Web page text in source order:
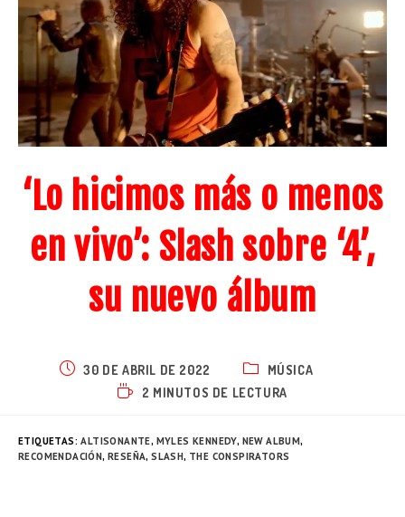
‘Lo hicimos más o menos
en vivo’: Slash sobre ‘4’,
su nuevo álbum
30 DE ABRIL DE 2022
MÚSICA
2 MINUTOS DE LECTURA
ETIQUETAS:ALTISONANTE, MYLES KENNEDY, NEW ALBUM,
RECOMENDACIÓN, RESEÑA, SLASH, THE CONSPIRATORS